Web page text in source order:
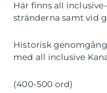
Här finns all
stränderna samt vid
Historisk
med all inclusive
(400-500 ord)